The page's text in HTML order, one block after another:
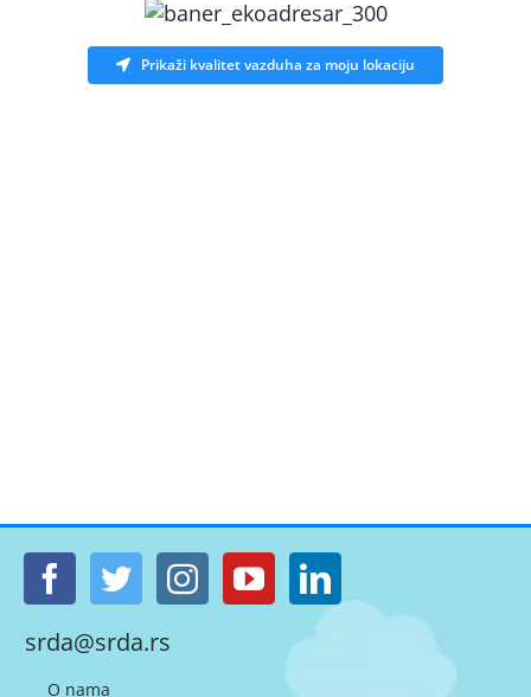
Prikaži kvalitet vazduha za moju lokaciju
srda@srda.rs
O nama